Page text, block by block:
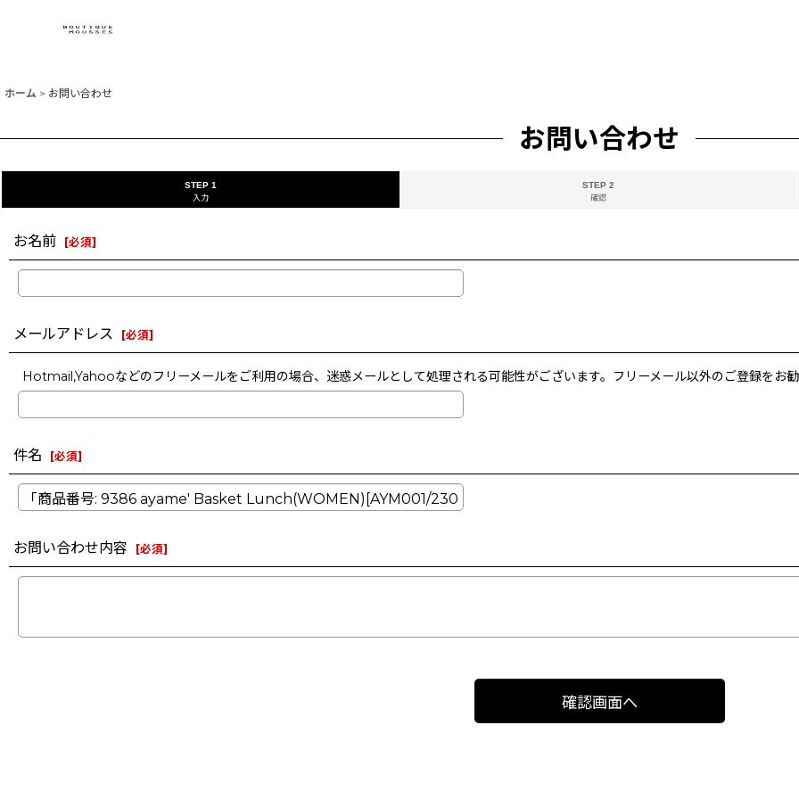
ホーム > お問い合わせ
お問い合わせ
STEP 1
入力
STEP 2
確認
お名前 [必須]
メールアドレス [必須]
Hotmail,Yahooなどのフリーメールをご利用の場合、迷惑メールとして処理される可能性がございます。フリーメール以外のご登録をお勧
件名 [必須]
お問い合わせ内容 [必須]
確認画面へ